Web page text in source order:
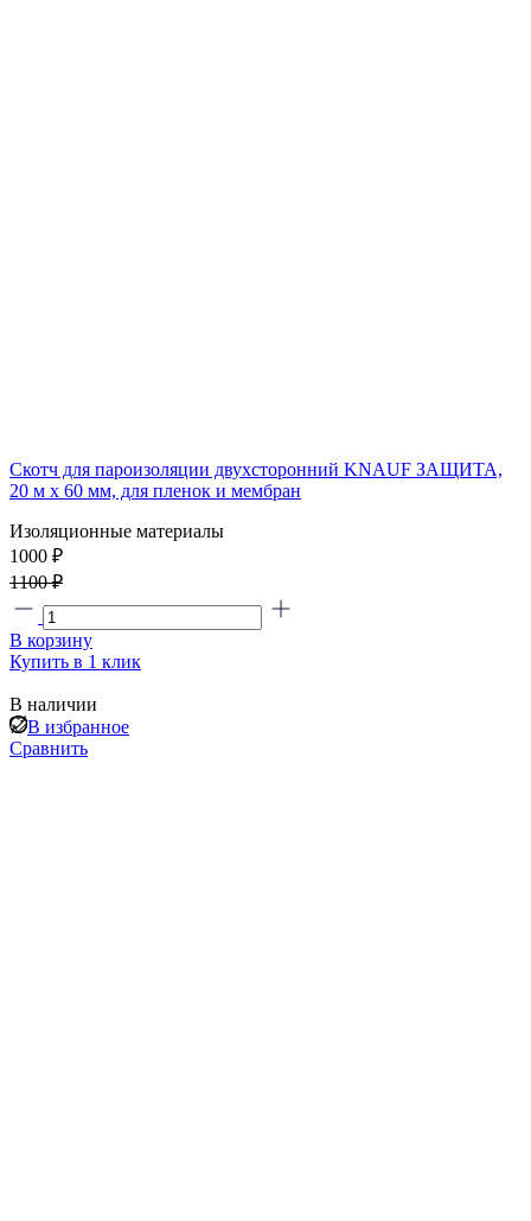
Скотч для пароизоляции двухсторонний KNAUF ЗАЩИТА,
20 м х 60 мм, для пленок и мембран
Изоляционные материалы
1000 ₽
1100 ₽
В корзину
Купить в 1 клик
В наличии
В избранное
Сравнить